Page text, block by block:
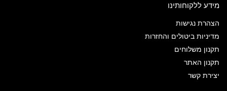
מידע ללקוחותינו
הצהרת נגישות
מדיניות ביטולים והחזרות
תקנון משלוחים
תקנון האתר
יצירת קשר